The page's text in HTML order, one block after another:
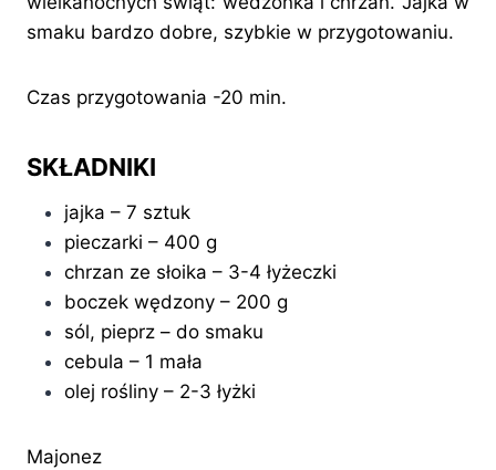
smaku bardzo dobre, szybkie w przygotowaniu.
Czas przygotowania -20 min.
SKŁADNIKI
jajka – 7 sztuk
pieczarki – 400 g
chrzan ze słoika – 3-4 łyżeczki
boczek wędzony – 200 g
sól, pieprz – do smaku
cebula – 1 mała
olej rośliny – 2-3 łyżki
Majonez